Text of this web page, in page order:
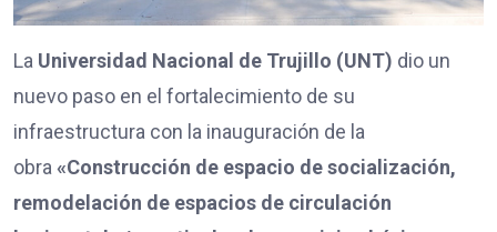
La Universidad Nacional de Trujillo (UNT) dio un
nuevo paso en el fortalecimiento de su
infraestructura con la inauguración de la
obra «Construcción de espacio de socialización,
remodelación de espacios de circulación